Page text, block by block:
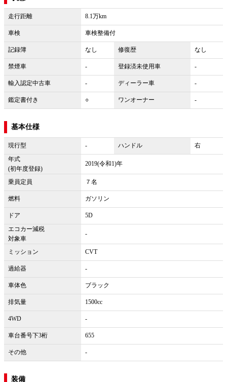
走行距離 8.1万km
車検 車検整備付
記録簿 なし 修復歴 なし
禁煙車 - 登録済未使用車 -
輸入認定中古車 - ディーラー車 -
鑑定書付き ○ ワンオーナー -
基本仕様
現行型 - ハンドル
右
年式
(初年度登録)
2019(令和1)年
乗員定員 ７名
燃料 ガソリン
ドア
5D
エコカー減税
対象車
-
ミッション CVT
過給器 -
車体色 ブラック
排気量 1500cc
4WD -
車台番号下3桁 655
その他 -
装備